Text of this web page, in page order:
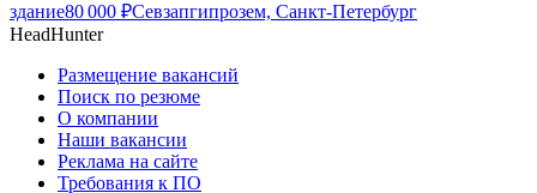
здание80 000 ₽Севзапгипрозем, Санкт-Петербург
HeadHunter
Размещение вакансий
Поиск по резюме
О компании
Наши вакансии
Реклама на сайте
Требования к ПО